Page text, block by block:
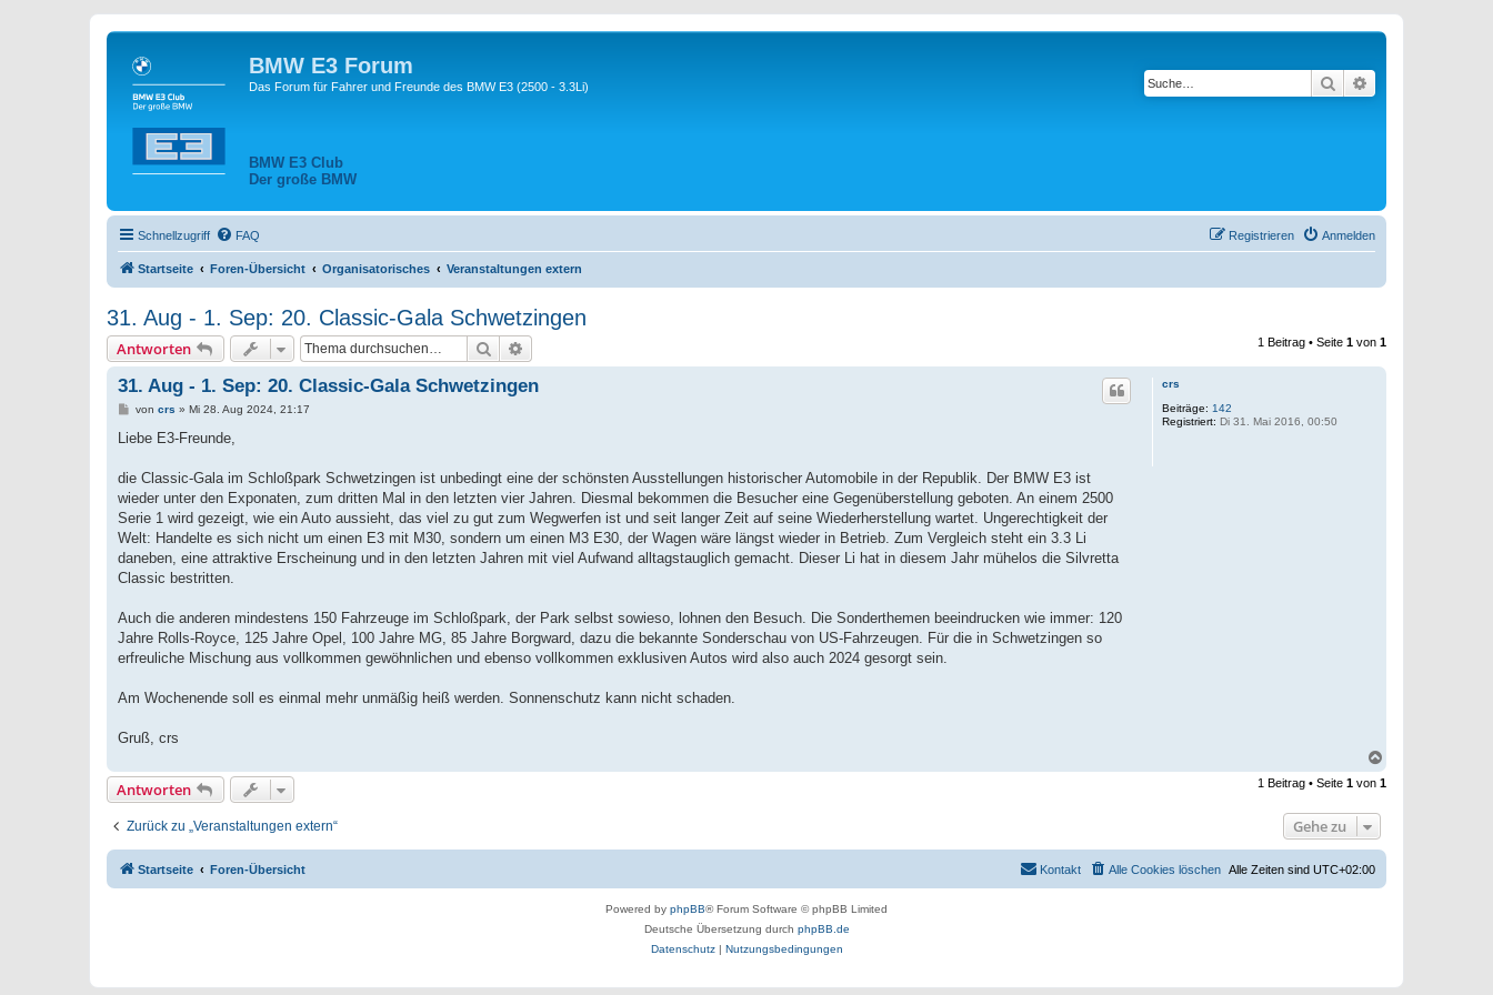
BMW E3 Forum
Das Forum für Fahrer und Freunde des BMW E3 (2500 - 3.3Li)
BMW E3 Club
Der große BMW
Suche
Schnellzugriff FAQ Anmelden
Registrieren
Startseite Foren-Übersicht Organisatorisches Veranstaltungen extern
31. Aug - 1. Sep: 20. Classic-Gala Schwetzingen
Antworten Suche 1 Beitrag • Seite 1 von 1
crs
Beiträge: 142
Registriert: Di 31. Mai 2016, 00:50
31. Aug - 1. Sep: 20. Classic-Gala Schwetzingen
B
i
a
von crs » Mi 28. Aug 2024, 21:17
Liebe E3-Freunde,
die Classic-Gala im Schloßpark Schwetzingen ist unbedingt eine der schönsten Ausstellungen historischer Automobile in der Republik. Der BMW E3 ist
wieder unter den Exponaten, zum dritten Mal in den letzten vier Jahren. Diesmal bekommen die Besucher eine Gegenüberstellung geboten. An einem 2500
Serie 1 wird gezeigt, wie ein Auto aussieht, das viel zu gut zum Wegwerfen ist und seit langer Zeit auf seine Wiederherstellung wartet. Ungerechtigkeit der
Welt: Handelte es sich nicht um einen E3 mit M30, sondern um einen M3 E30, der Wagen wäre längst wieder in Betrieb. Zum Vergleich steht ein 3.3 Li
daneben, eine attraktive Erscheinung und in den letzten Jahren mit viel Aufwand alltagstauglich gemacht. Dieser Li hat in diesem Jahr mühelos die Silvretta
Classic bestritten.
Auch die anderen mindestens 150 Fahrzeuge im Schloßpark, der Park selbst sowieso, lohnen den Besuch. Die Sonderthemen beeindrucken wie immer: 120
Jahre Rolls-Royce, 125 Jahre Opel, 100 Jahre MG, 85 Jahre Borgward, dazu die bekannte Sonderschau von US-Fahrzeugen. Für die in Schwetzingen so
erfreuliche Mischung aus vollkommen gewöhnlichen und ebenso vollkommen exklusiven Autos wird also auch 2024 gesorgt sein.
Am Wochenende soll es einmal mehr unmäßig heiß werden. Sonnenschutz kann nicht schaden.
Gruß, crs
c
Antworten 1 Beitrag • Seite 1 von 1
Zurück zu „Veranstaltungen extern“ Gehe zu
Startseite Foren-Übersicht Alle Zeiten sind UTC+02:00
Alle Cookies löschen
Kontakt
Powered by phpBB® Forum Software © phpBB Limited
Deutsche Übersetzung durch phpBB.de
Datenschutz| Nutzungsbedingungen